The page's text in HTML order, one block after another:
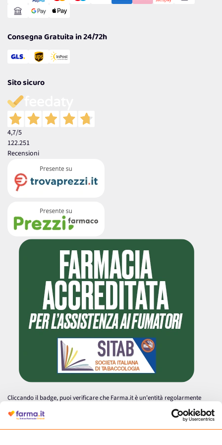
Reso Facile e Veloce
Consegna Gratuita in 24/72h
Sito sicuro
4,7/5
122.251
Recensioni
Cliccando il badge, puoi verificare che Farma.it è un'entità regolarmente
autorizzata dal Ministero della Salute a effettuare la vendita online di
medicinali.